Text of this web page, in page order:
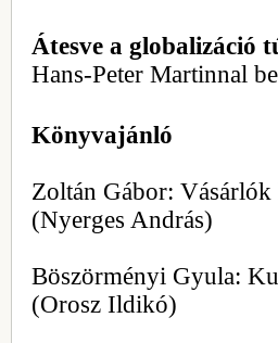
Átesve a globalizáció
Hans-Peter Martinnal
Könyvajánló
Zoltán Gábor:
(Nyerges András)
Böszörményi Gyula:
(Orosz Ildikó)